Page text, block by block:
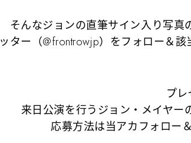
そんなジョンの直筆サイン入り写真
ッター（@frontrowjp）をフォロー＆
プレ
来日公演を行うジョン・メイヤー
応募方法は当アカフォロー